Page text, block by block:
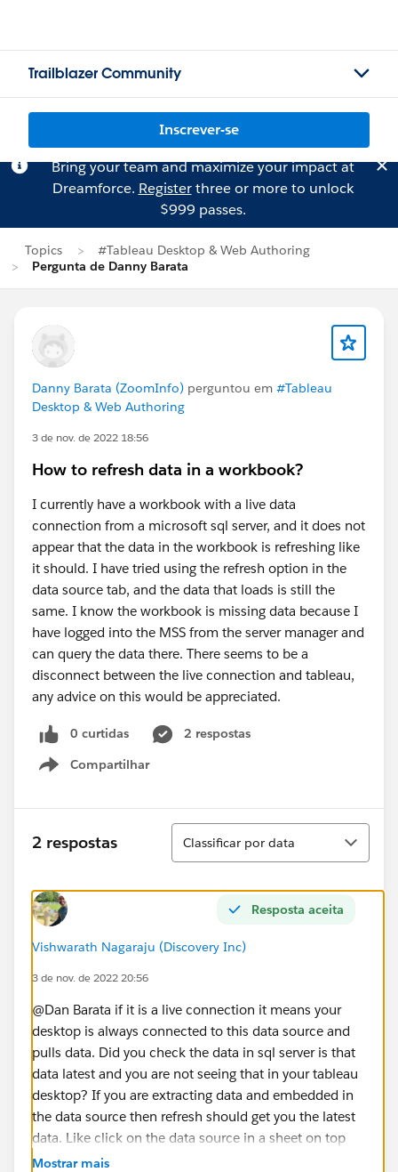
Trailblazer Community
Inscrever-se
Bring your team and maximize your impact at
Dreamforce. Registerthree or more to unlock
$999 passes.
Topics
#Tableau Desktop & Web Authoring
Pergunta de Danny Barata
Danny Barata (ZoomInfo) perguntou em #Tableau
Desktop & Web Authoring
3 de nov. de 2022 18:56
How to refresh data in a workbook?
I currently have a workbook with a live data
connection from a microsoft sql server, and it does not
appear that the data in the workbook is refreshing like
it should. I have tried using the refresh option in the
data source tab, and the data that loads is still the
same. I know the workbook is missing data because I
have logged into the MSS from the server manager and
can query the data there. There seems to be a
disconnect between the live connection and tableau,
any advice on this would be appreciated.
0 curtidas
2 respostas
Compartilhar
Show menu
2 respostas
Classificar
Classificar por data
Resposta aceita
Vishwarath Nagaraju (Discovery Inc)
3 de nov. de 2022 20:56
@Dan Barata​ if it is a live connection it means your
desktop is always connected to this data source and
pulls data. Did you check the data in sql server is that
data latest and you are not seeing that in your tableau
desktop? If you are extracting data and embedded in
the data source then refresh should get you the latest
data. Like click on the data source in a sheet on top
left and then click on extract data.
Mostrar mais